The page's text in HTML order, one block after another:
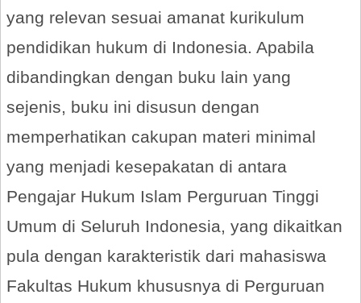
yang relevan sesuai amanat kurikulum
pendidikan hukum di Indonesia. Apabila
dibandingkan dengan buku lain yang
sejenis, buku ini disusun dengan
memperhatikan cakupan materi minimal
yang menjadi kesepakatan di antara
Pengajar Hukum Islam Perguruan Tinggi
Umum di Seluruh Indonesia, yang dikaitkan
pula dengan karakteristik dari mahasiswa
Fakultas Hukum khususnya di Perguruan